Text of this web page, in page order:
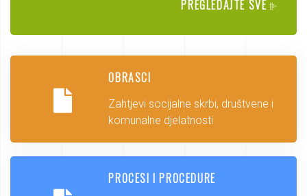
PREGLEDAJTE SVE
OBRASCI
Zahtjevi socijalne skrbi, društvene i
komunalne djelatnosti
PROCESI I PROCEDURE